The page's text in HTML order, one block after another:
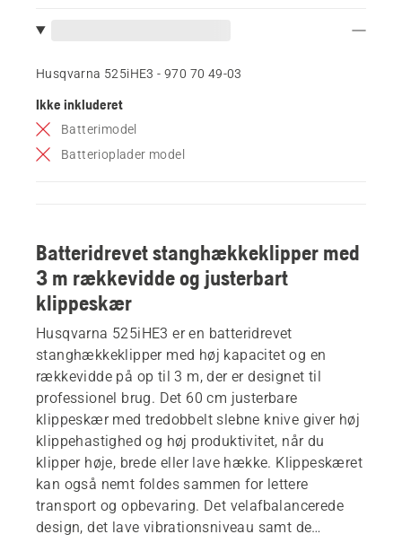
Husqvarna 525iHE3 - 970 70 49‑03
Ikke inkluderet
Batterimodel
Batterioplader model
Batteridrevet stanghækkeklipper med
3 m rækkevidde og justerbart
klippeskær
Husqvarna 525iHE3 er en batteridrevet
stanghækkeklipper med høj kapacitet og en
rækkevidde på op til 3 m, der er designet til
professionel brug. Det 60 cm justerbare
klippeskær med tredobbelt slebne knive giver høj
klippehastighed og høj produktivitet, når du
klipper høje, brede eller lave hække. Klippeskæret
kan også nemt foldes sammen for lettere
transport og opbevaring. Det velafbalancerede
design, det lave vibrationsniveau samt de